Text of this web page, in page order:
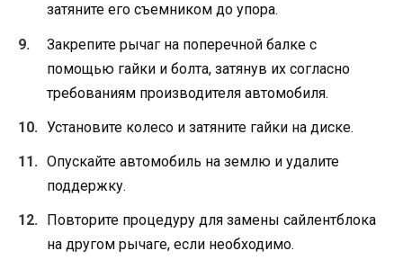
затяните его съемником до упора.
Закрепите рычаг на поперечной балке с
помощью гайки и болта, затянув их согласно
требованиям производителя автомобиля.
Установите колесо и затяните гайки на диске.
Опускайте автомобиль на землю и удалите
поддержку.
Повторите процедуру для замены сайлентблока
на другом рычаге, если необходимо.